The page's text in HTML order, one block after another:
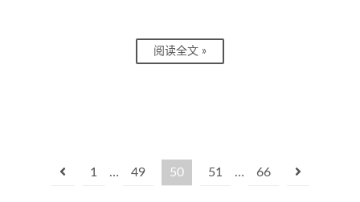
阅读全文 »
1 … 49 50 51 … 66